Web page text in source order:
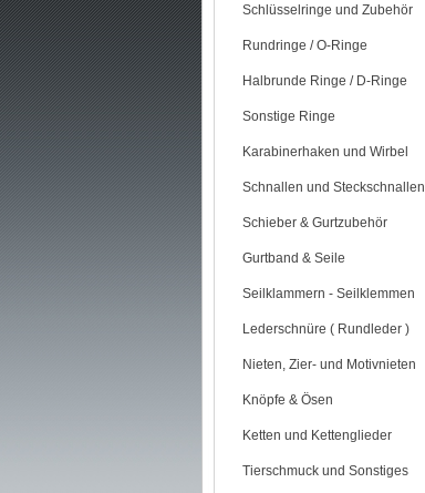
Schlüsselringe und Zubehör
Rundringe / O-Ringe
Halbrunde Ringe / D-Ringe
Sonstige Ringe
Karabinerhaken und Wirbel
Schnallen und Steckschnallen
Schieber & Gurtzubehör
Gurtband & Seile
Seilklammern - Seilklemmen
Lederschnüre ( Rundleder )
Nieten, Zier- und Motivnieten
Knöpfe & Ösen
Ketten und Kettenglieder
Tierschmuck und Sonstiges